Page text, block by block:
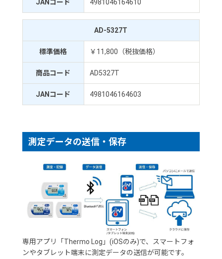
JANコード 4981046164610
AD-5327T
標準価格 ￥11,800（税抜価格）
商品コード AD5327T
JANコード 4981046164603
測定データの送信・保存
専用アプリ「Thermo Log」(iOSのみ)で、スマートフォ
ンやタブレット端末に測定データの送信が可能です。